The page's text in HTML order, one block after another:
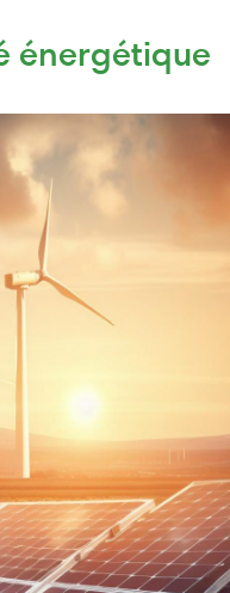
énergétique